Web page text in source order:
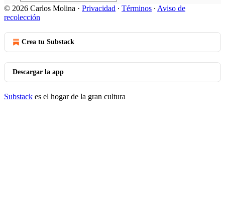
© 2026 Carlos Molina · Privacidad ∙ Términos ∙ Aviso de
recolección
Crea tu Substack
Descargar la app
Substack es el hogar de la gran cultura